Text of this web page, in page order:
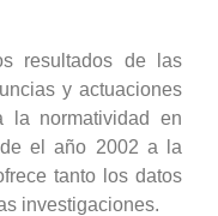
resultados de las
y actuaciones
la normatividad en
el año 2002 a la
tanto los datos
investigaciones.